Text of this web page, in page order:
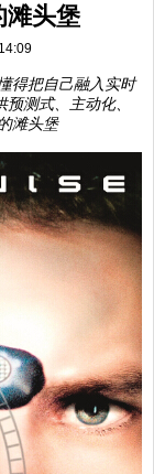
滩头堡
得把自己融入实时
测式、主动化、
滩头堡